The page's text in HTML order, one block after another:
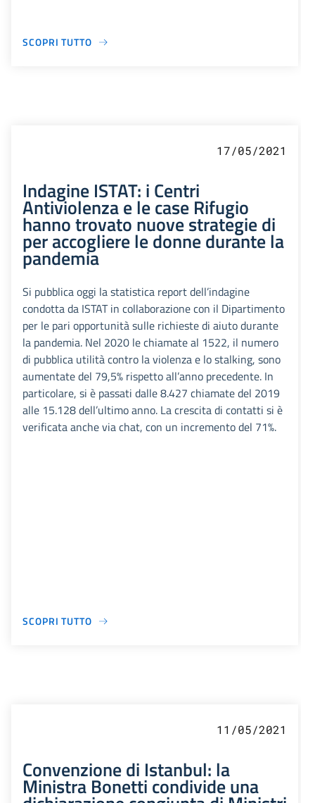
SCOPRI TUTTO
17/05/2021
Indagine ISTAT: i Centri
Antiviolenza e le case Rifugio
hanno trovato nuove strategie di
per accogliere le donne durante la
pandemia
Si pubblica oggi la statistica report dell’indagine
condotta da ISTAT in collaborazione con il Dipartimento
per le pari opportunità sulle richieste di aiuto durante
la pandemia. Nel 2020 le chiamate al 1522, il numero
di pubblica utilità contro la violenza e lo stalking, sono
aumentate del 79,5% rispetto all’anno precedente. In
particolare, si è passati dalle 8.427 chiamate del 2019
alle 15.128 dell’ultimo anno. La crescita di contatti si è
verificata anche via chat, con un incremento del 71%.
SCOPRI TUTTO
11/05/2021
Convenzione di Istanbul: la
Ministra Bonetti condivide una